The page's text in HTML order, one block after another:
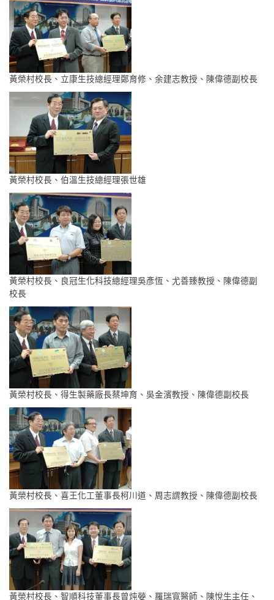
黃榮村校長、立康生技總經理鄭育修、余建志教授、陳偉德副校長
黃榮村校長、伯溫生技總經理張世雄
黃榮村校長、良冠生化科技總經理吳彥恆、尤善臻教授、陳偉德副
校長
黃榮村校長、得生製藥廠長蔡坤育、吳金濱教授、陳偉德副校長
黃榮村校長、喜王化工董事長柯川道、周志謂教授、陳偉德副校長
黃榮村校長、智順科技董事長曾炖嫈、羅瑞寬醫師、陳悅生主任、